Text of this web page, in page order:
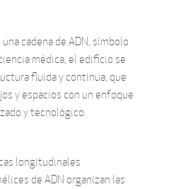
cadena de ADN, símbolo
médica, el edificio se
fluida y continua, que
y espacios con un enfoque
y tecnológico.
longitudinales
de ADN organizan las